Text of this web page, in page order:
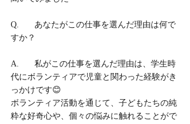
Q.	あなたがこの仕事を選んだ理由は何で
すか？
A.	私がこの仕事を選んだ理由は、学生時
代にボランティアで児童と関わった経験がき
っかけです😊
ボランティア活動を通じて、子どもたちの純
粋な好奇心や、個々の悩みに触れることがで